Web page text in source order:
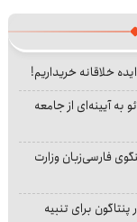
خلاقانه خریداریم!
به آیینه‌ای از جامعه
فارسی‌زبان وزارت
برای تنبیه